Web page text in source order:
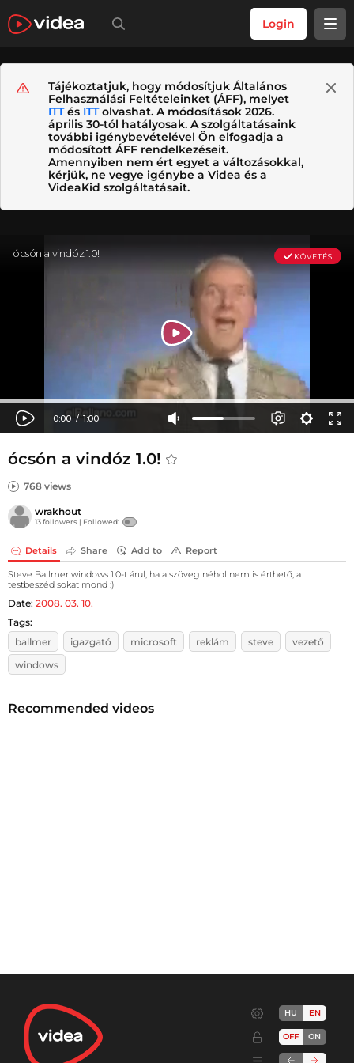
Login
Tájékoztatjuk, hogy módosítjuk Általános
Felhasználási Feltételeinket (ÁFF), melyet
ITTés ITTolvashat. A módosítások 2026.
április 30-tól hatályosak. A szolgáltatásaink
további igénybevételével Ön elfogadja a
módosított ÁFF rendelkezéseit.
Amennyiben nem ért egyet a változásokkal,
kérjük, ne vegye igénybe a Videa és a
VideaKid szolgáltatásait.
ócsón a vindóz 1.0!
768 views
wrakhout
13 followers | Followed:
Details Share Add to Report
Steve Ballmer windows 1.0-t árul, ha a szöveg néhol nem is érthető, a
testbeszéd sokat mond :)
Date: 2008. 03. 10.
Tags:
ballmer
igazgató microsoft reklám steve
vezető
windows
Recommended videos
HU EN
OFF ON